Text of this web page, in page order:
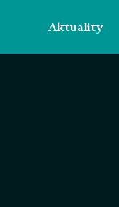
Aktuality